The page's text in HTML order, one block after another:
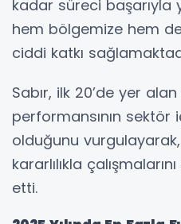
kadar süreci başarıyla
hem bölgemize hem
ciddi katkı
Sabır, ilk 20’de yer
performansının
olduğunu vurgulayarak,
kararlılıkla
etti.